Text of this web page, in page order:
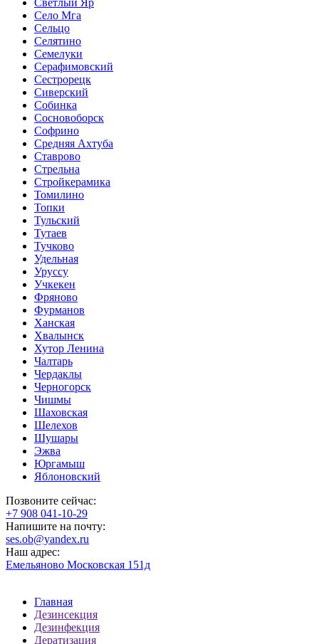
Село Мга
Сельцо
Селятино
Семелуки
Серафимовский
Сестрорецк
Сиверский
Собинка
Сосновоборск
Софрино
Средняя Ахтуба
Ставрово
Стрельна
Стройкерамика
Томилино
Топки
Тульский
Тутаев
Тучково
Удельная
Уруссу
Учкекен
Фряново
Фурманов
Ханская
Хвалынск
Хутор Ленина
Чалтарь
Чердаклы
Черногорск
Чишмы
Шаховская
Шелехов
Шушары
Эжва
Юргамыш
Яблоновский
Позвоните сейчас:
‪+7 908 041-10-29
Напишите на почту:
ses.ob@yandex.ru
Наш адрес:
Емельяново Московская 151д
Главная
Дезинсекция
Дезинфекция
Дератизация